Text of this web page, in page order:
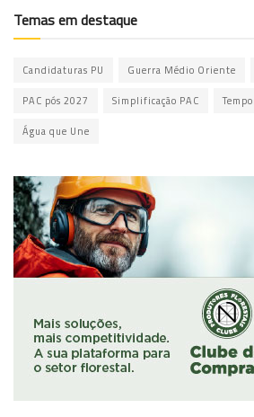
Temas em destaque
Candidaturas PU Guerra Médio Oriente
PAC pós 2027 Simplificação PAC
Água que Une